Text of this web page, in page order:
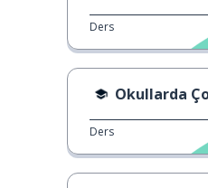
Ders
Okullarda
Ders